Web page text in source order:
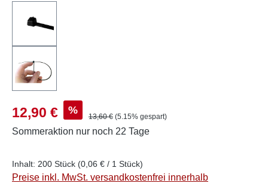
Verkaufspreis:
12,90 € % Regulärer Preis:
13,60 € (5.15% gespart)
Sommeraktion nur noch 22 Tage
Inhalt: 200 Stück (0,06 € / 1 Stück)
Preise inkl. MwSt. versandkostenfrei innerhalb